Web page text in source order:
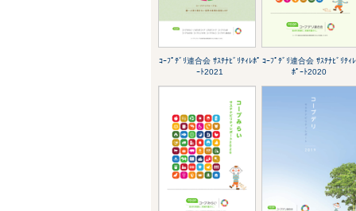
ｺｰﾌﾟﾃﾞﾘ連合会 ｻｽﾃﾅﾋﾞﾘﾃｨﾚﾎﾟ
ｰﾄ2021
ｺｰﾌﾟﾃﾞﾘ連合会 ｻｽﾃﾅﾋﾞﾘﾃｨﾚ
ﾎﾟｰﾄ2020